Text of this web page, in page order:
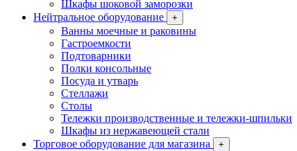
Шкафы шоковой заморозки
Нейтральное оборудование
+
Ванны моечные и раковины
Гастроемкости
Подтоварники
Полки консольные
Посуда и утварь
Стеллажи
Столы
Тележки производственные и тележки-шпильки
Шкафы из нержавеющей стали
Торговое оборудование для магазина
+